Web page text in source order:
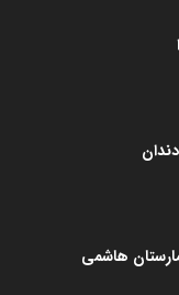
هاشمی